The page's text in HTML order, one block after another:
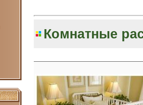
Комнатные